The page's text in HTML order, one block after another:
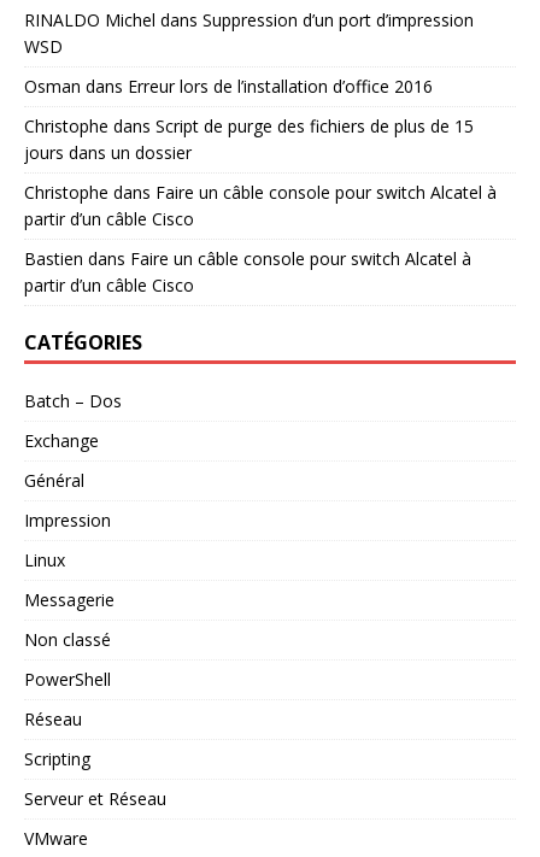
RINALDO Michel dans Suppression d’un port d’impression
WSD
Osman dans Erreur lors de l’installation d’office 2016
Christophe dans Script de purge des fichiers de plus de 15
jours dans un dossier
Christophe dans Faire un câble console pour switch Alcatel à
partir d’un câble Cisco
Bastien dans Faire un câble console pour switch Alcatel à
partir d’un câble Cisco
CATÉGORIES
Batch – Dos
Exchange
Général
Impression
Linux
Messagerie
Non classé
PowerShell
Réseau
Scripting
Serveur et Réseau
VMware